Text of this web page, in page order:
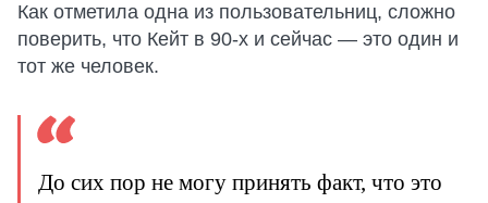
Как отметила одна из пользовательниц, сложно
поверить, что Кейт в 90-х и сейчас — это один и
тот же человек.
До сих пор не могу принять факт, что это